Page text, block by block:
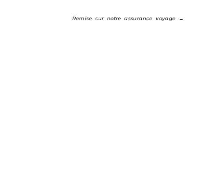
Remise sur notre assurance voyage →